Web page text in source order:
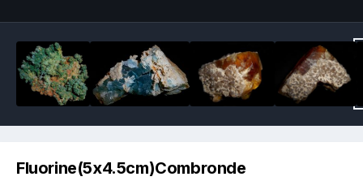
Fluorine(5x4.5cm)Combronde